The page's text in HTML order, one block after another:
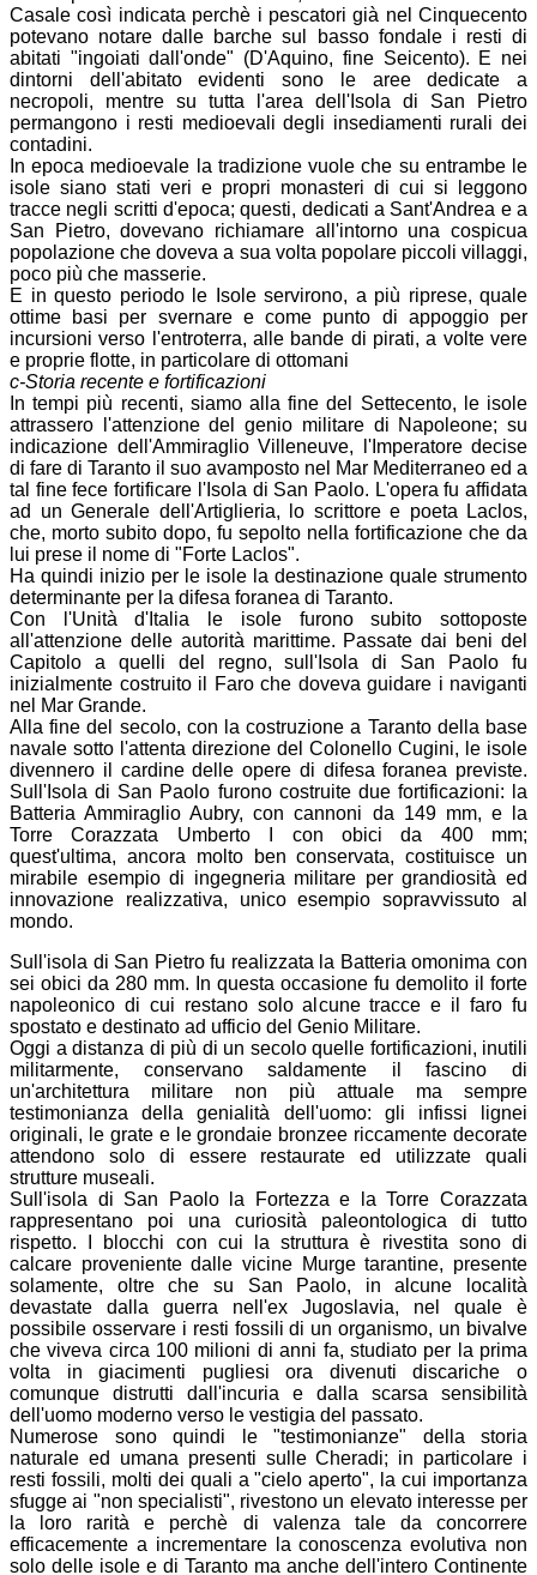
Casale così indicata perchè i pescatori già nel Cinquecento
potevano notare dalle barche sul basso fondale i resti di
abitati "ingoiati dall'onde" (D'Aquino, fine Seicento). E nei
dintorni dell'abitato evidenti sono le aree dedicate a
necropoli, mentre su tutta l'area dell'Isola di San Pietro
permangono i resti medioevali degli insediamenti rurali dei
contadini.
In epoca medioevale la tradizione vuole che su entrambe le
isole siano stati veri e propri monasteri di cui si leggono
tracce negli scritti d'epoca; questi, dedicati a Sant'Andrea e a
San Pietro, dovevano richiamare all'intorno una cospicua
popolazione che doveva a sua volta popolare piccoli villaggi,
poco più che masserie.
E in questo periodo le Isole servirono, a più riprese, quale
ottime basi per svernare e come punto di appoggio per
incursioni verso l'entroterra, alle bande di pirati, a volte vere
e proprie flotte, in particolare di ottomani
c-Storia recente e fortificazioni
In tempi più recenti, siamo alla fine del Settecento, le isole
attrassero l'attenzione del genio militare di Napoleone; su
indicazione dell'Ammiraglio Villeneuve, l'Imperatore decise
di fare di Taranto il suo avamposto nel Mar Mediterraneo ed a
tal fine fece fortificare l'Isola di San Paolo. L'opera fu affidata
ad un Generale dell'Artiglieria, lo scrittore e poeta Laclos,
che, morto subito dopo, fu sepolto nella fortificazione che da
lui prese il nome di "Forte Laclos".
Ha quindi inizio per le isole la destinazione quale strumento
determinante per la difesa foranea di Taranto.
Con l'Unità d'Italia le isole furono subito sottoposte
all'attenzione delle autorità marittime. Passate dai beni del
Capitolo a quelli del regno, sull'Isola di San Paolo fu
inizialmente costruito il Faro che doveva guidare i naviganti
nel Mar Grande.
Alla fine del secolo, con la costruzione a Taranto della base
navale sotto l'attenta direzione del Colonello Cugini, le isole
divennero il cardine delle opere di difesa foranea previste.
Sull'Isola di San Paolo furono costruite due fortificazioni: la
Batteria Ammiraglio Aubry, con cannoni da 149 mm, e la
Torre Corazzata Umberto I con obici da 400 mm;
quest'ultima, ancora molto ben conservata, costituisce un
mirabile esempio di ingegneria militare per grandiosità ed
innovazione realizzativa, unico esempio sopravvissuto al
mondo.
Sull'isola di San Pietro fu realizzata la Batteria omonima con
sei obici da 280 mm. In questa occasione fu demolito il forte
napoleonico di cui restano solo alcune tracce e il faro fu
spostato e destinato ad ufficio del Genio Militare.
Oggi a distanza di più di un secolo quelle fortificazioni, inutili
militarmente, conservano saldamente il fascino di
un'architettura militare non più attuale ma sempre
testimonianza della genialità dell'uomo: gli infissi lignei
originali, le grate e le grondaie bronzee riccamente decorate
attendono solo di essere restaurate ed utilizzate quali
strutture museali.
Sull'isola di San Paolo la Fortezza e la Torre Corazzata
rappresentano poi una curiosità paleontologica di tutto
rispetto. I blocchi con cui la struttura è rivestita sono di
calcare proveniente dalle vicine Murge tarantine, presente
solamente, oltre che su San Paolo, in alcune località
devastate dalla guerra nell'ex Jugoslavia, nel quale è
possibile osservare i resti fossili di un organismo, un bivalve
che viveva circa 100 milioni di anni fa, studiato per la prima
volta in giacimenti pugliesi ora divenuti discariche o
comunque distrutti dall'incuria e dalla scarsa sensibilità
dell'uomo moderno verso le vestigia del passato.
Numerose sono quindi le "testimonianze" della storia
naturale ed umana presenti sulle Cheradi; in particolare i
resti fossili, molti dei quali a "cielo aperto", la cui importanza
sfugge ai "non specialisti", rivestono un elevato interesse per
la loro rarità e perchè di valenza tale da concorrere
efficacemente a incrementare la conoscenza evolutiva non
solo delle isole e di Taranto ma anche dell'intero Continente